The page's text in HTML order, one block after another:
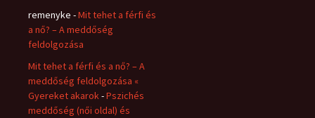
remenyke -Mit tehet a férfi és
a nő? – A meddőség
feldolgozása
Mit tehet a férfi és a nő? – A
meddőség feldolgozása «
Gyereket akarok-Pszichés
meddőség (női oldal) és